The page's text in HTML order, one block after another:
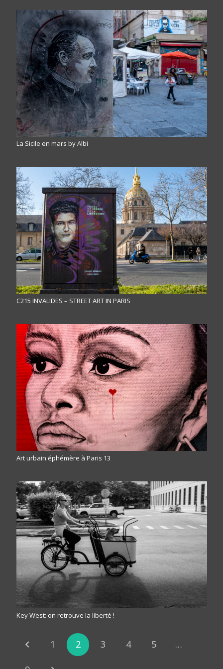
La Sicile en mars by Albi
C215 INVALIDES – STREET ART IN PARIS
Art urbain éphémère à Paris 13
Key West: on retrouve la liberté !
1 2 3 4 5 …